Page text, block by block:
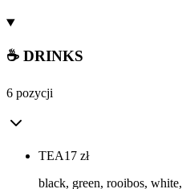
☕ DRINKS
6 pozycji
TEA17 zł
black, green, rooibos,